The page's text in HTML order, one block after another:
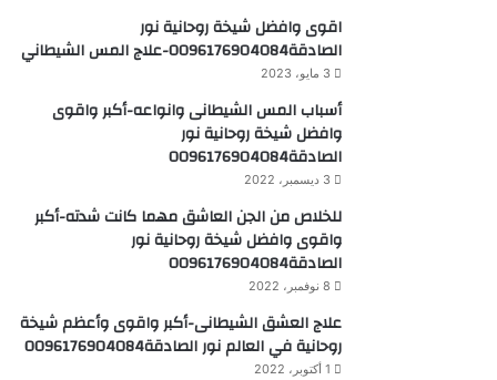
اقوى وافضل شيخة روحانية نور
الصادقة0096176904084-علاج المس الشيطاني
3 مايو، 2023
أسباب المس الشيطانى وانواعه-أكبر واقوى
وافضل شيخة روحانية نور
الصادقة0096176904084
3 ديسمبر، 2022
للخلاص من الجن العاشق مهما كانت شدته-أكبر
واقوى وافضل شيخة روحانية نور
الصادقة0096176904084
8 نوفمبر، 2022
علاج العشق الشيطانى-أكبر واقوى وأعظم شيخة
روحانية في العالم نور الصادقة0096176904084
1 أكتوبر، 2022